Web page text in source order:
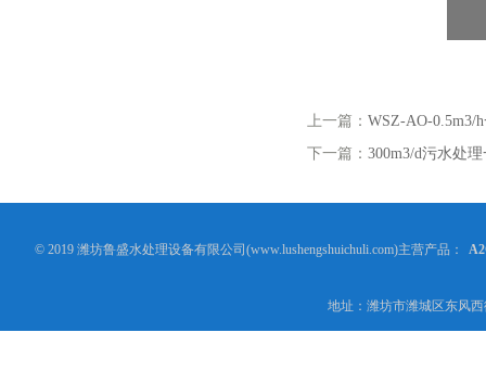
上一篇： WSZ-AO-0.5m3/
下一篇： 300m3/d污水处
© 2019 潍坊鲁盛水处理设备有限公司(www.lushengshuichuli.com)主营产品：
地址：潍坊市潍城区东风